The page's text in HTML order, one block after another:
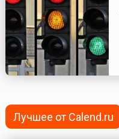
Лучшее от Calend.ru